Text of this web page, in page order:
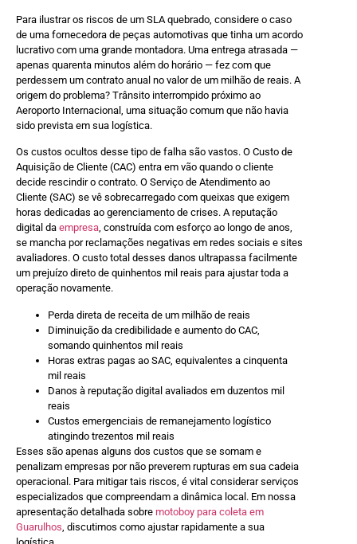
Para ilustrar os riscos de um SLA quebrado, considere o caso
de uma fornecedora de peças automotivas que tinha um acordo
lucrativo com uma grande montadora. Uma entrega atrasada —
apenas quarenta minutos além do horário — fez com que
perdessem um contrato anual no valor de um milhão de reais. A
origem do problema? Trânsito interrompido próximo ao
Aeroporto Internacional, uma situação comum que não havia
sido prevista em sua logística.
Os custos ocultos desse tipo de falha são vastos. O Custo de
Aquisição de Cliente (CAC) entra em vão quando o cliente
decide rescindir o contrato. O Serviço de Atendimento ao
Cliente (SAC) se vê sobrecarregado com queixas que exigem
horas dedicadas ao gerenciamento de crises. A reputação
digital da empresa, construída com esforço ao longo de anos,
se mancha por reclamações negativas em redes sociais e sites
avaliadores. O custo total desses danos ultrapassa facilmente
um prejuízo direto de quinhentos mil reais para ajustar toda a
operação novamente.
Perda direta de receita de um milhão de reais
Diminuição da credibilidade e aumento do CAC,
somando quinhentos mil reais
Horas extras pagas ao SAC, equivalentes a cinquenta
mil reais
Danos à reputação digital avaliados em duzentos mil
reais
Custos emergenciais de remanejamento logístico
atingindo trezentos mil reais
Esses são apenas alguns dos custos que se somam e
penalizam empresas por não preverem rupturas em sua cadeia
operacional. Para mitigar tais riscos, é vital considerar serviços
especializados que compreendam a dinâmica local. Em nossa
apresentação detalhada sobre motoboy para coleta em
Guarulhos , discutimos como ajustar rapidamente a sua